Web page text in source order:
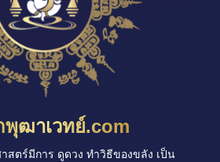
พุฒาเวทย์.com
าสตร์มีการ ดูดวง ทำวิธีของขลัง เป็น